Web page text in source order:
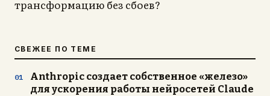
трансформацию без сбоев?
СВЕЖЕЕ ПО ТЕМЕ
Anthropic создает собственное «железо»
для ускорения работы нейросетей Claude